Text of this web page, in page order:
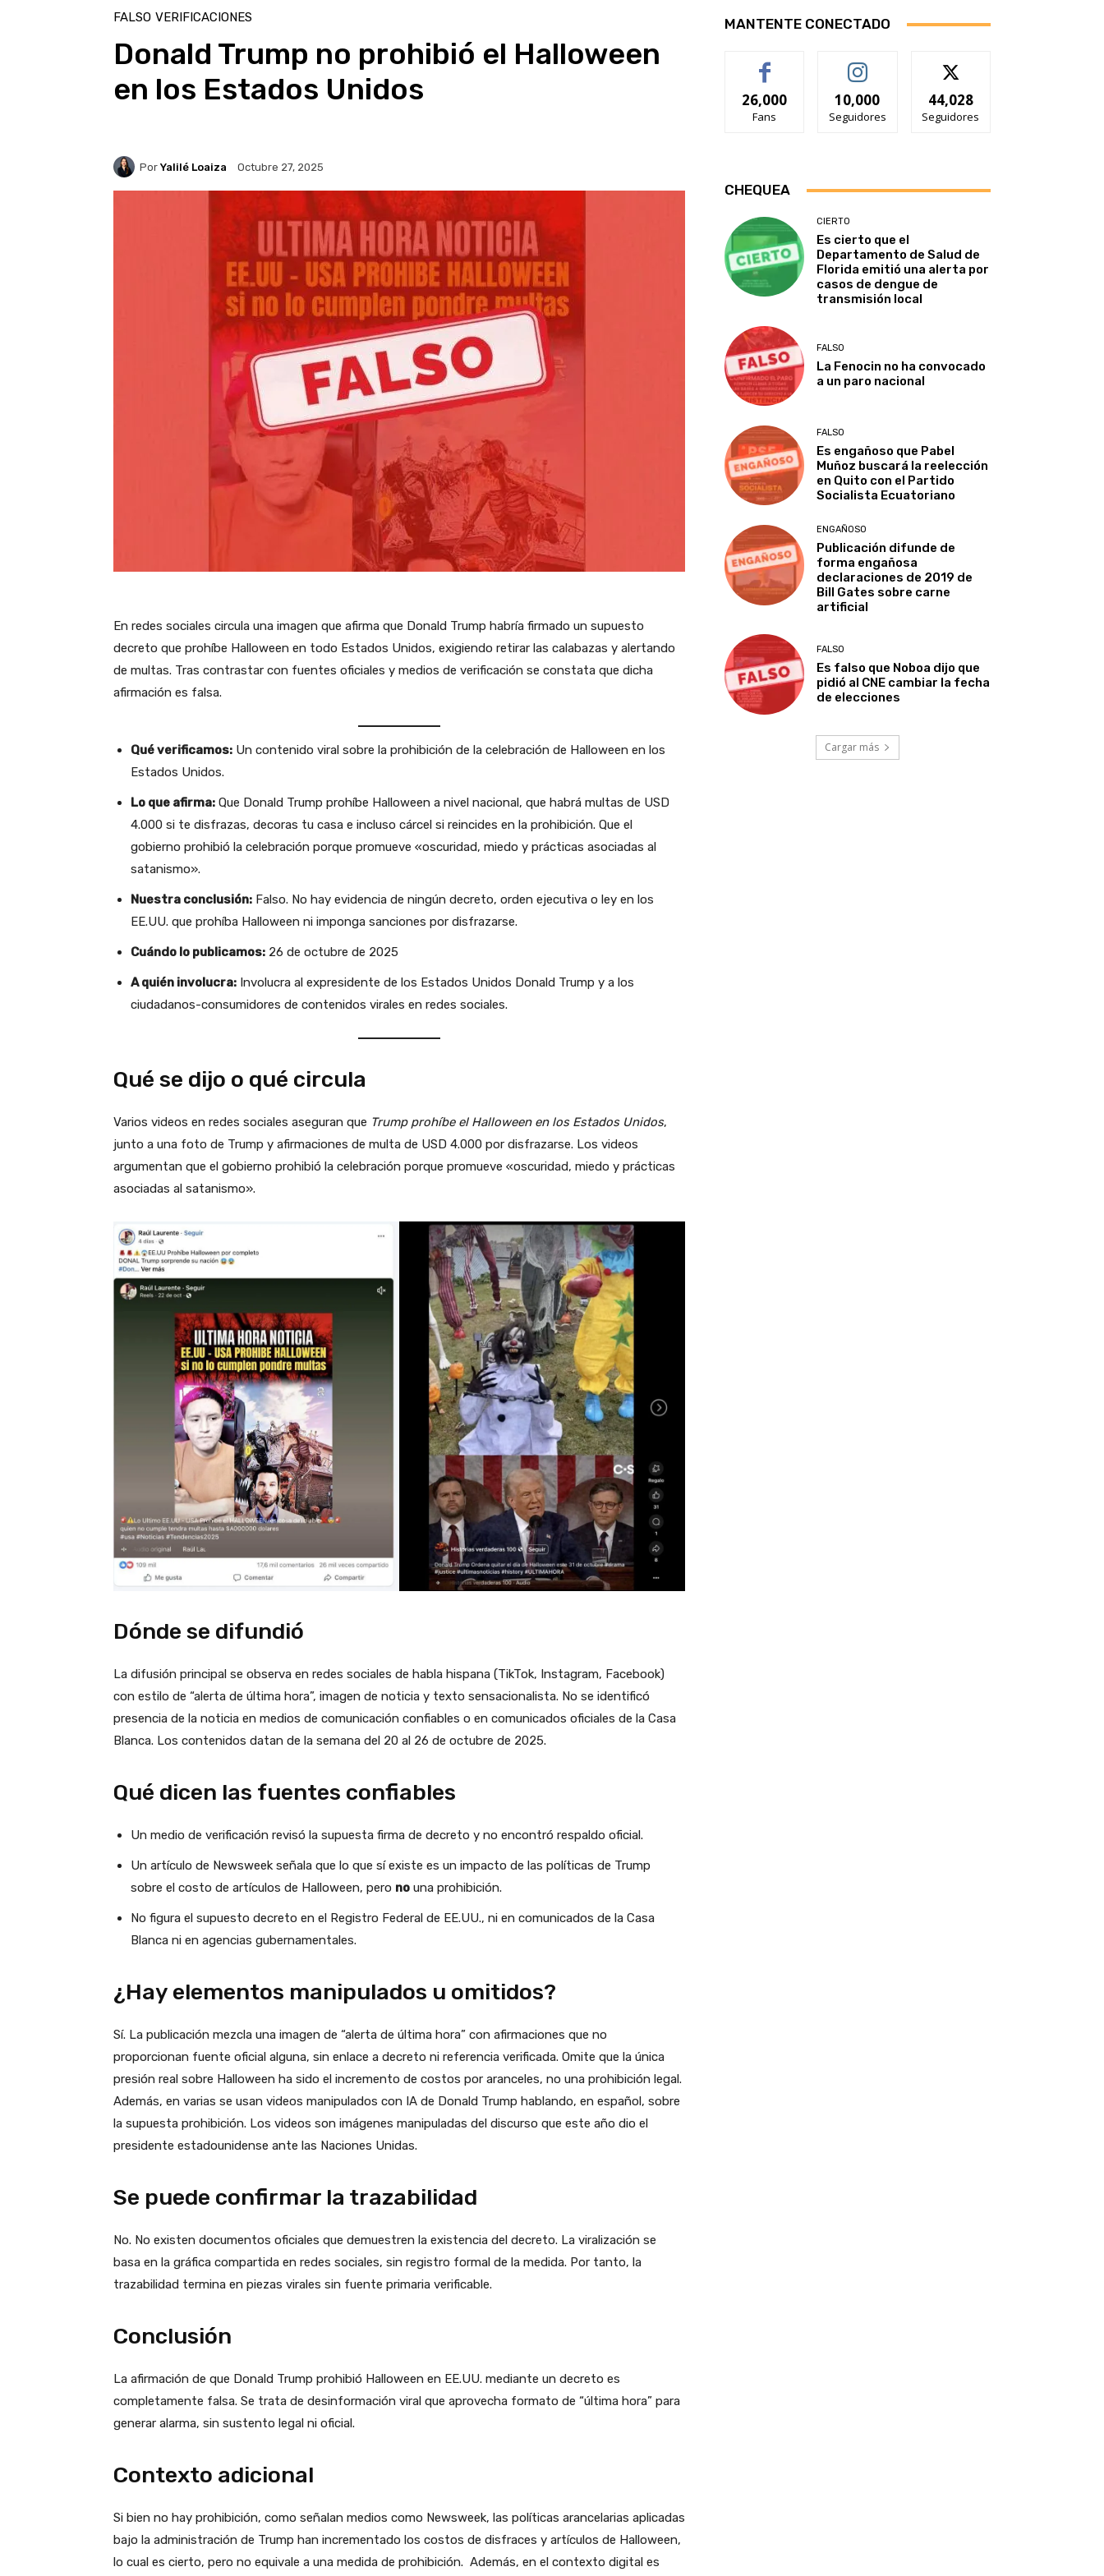
FALSO VERIFICACIONES
Donald Trump no prohibió el Halloween
en los Estados Unidos
Por Yalilé Loaiza Octubre 27, 2025
En redes sociales circula una imagen que afirma que Donald Trump habría firmado un supuesto
decreto que prohíbe Halloween en todo Estados Unidos, exigiendo retirar las calabazas y alertando
de multas. Tras contrastar con fuentes oficiales y medios de verificación se constata que dicha
afirmación es falsa.
Qué verificamos: Un contenido viral sobre la prohibición de la celebración de Halloween en los
Estados Unidos.
Lo que afirma: Que Donald Trump prohíbe Halloween a nivel nacional, que habrá multas de USD
4.000 si te disfrazas, decoras tu casa e incluso cárcel si reincides en la prohibición. Que el
gobierno prohibió la celebración porque promueve «oscuridad, miedo y prácticas asociadas al
satanismo».
Nuestra conclusión: Falso. No hay evidencia de ningún decreto, orden ejecutiva o ley en los
EE.UU. que prohíba Halloween ni imponga sanciones por disfrazarse.
Cuándo lo publicamos: 26 de octubre de 2025
A quién involucra: Involucra al expresidente de los Estados Unidos Donald Trump y a los
ciudadanos-consumidores de contenidos virales en redes sociales.
Qué se dijo o qué circula
Varios videos en redes sociales aseguran que Trump prohíbe el Halloween en los Estados Unidos,
junto a una foto de Trump y afirmaciones de multa de USD 4.000 por disfrazarse. Los videos
argumentan que el gobierno prohibió la celebración porque promueve «oscuridad, miedo y prácticas
asociadas al satanismo».
Dónde se difundió
La difusión principal se observa en redes sociales de habla hispana (TikTok, Instagram, Facebook)
con estilo de “alerta de última hora”, imagen de noticia y texto sensacionalista. No se identificó
presencia de la noticia en medios de comunicación confiables o en comunicados oficiales de la Casa
Blanca. Los contenidos datan de la semana del 20 al 26 de octubre de 2025.
Qué dicen las fuentes confiables
Un medio de verificación revisó la supuesta firma de decreto y no encontró respaldo oficial.
Un artículo de Newsweek señala que lo que sí existe es un impacto de las políticas de Trump
sobre el costo de artículos de Halloween, pero no una prohibición.
No figura el supuesto decreto en el Registro Federal de EE.UU., ni en comunicados de la Casa
Blanca ni en agencias gubernamentales.
¿Hay elementos manipulados u omitidos?
Sí. La publicación mezcla una imagen de “alerta de última hora” con afirmaciones que no
proporcionan fuente oficial alguna, sin enlace a decreto ni referencia verificada. Omite que la única
presión real sobre Halloween ha sido el incremento de costos por aranceles, no una prohibición legal.
Además, en varias se usan videos manipulados con IA de Donald Trump hablando, en español, sobre
la supuesta prohibición. Los videos son imágenes manipuladas del discurso que este año dio el
presidente estadounidense ante las Naciones Unidas.
Se puede confirmar la trazabilidad
No. No existen documentos oficiales que demuestren la existencia del decreto. La viralización se
basa en la gráfica compartida en redes sociales, sin registro formal de la medida. Por tanto, la
trazabilidad termina en piezas virales sin fuente primaria verificable.
Conclusión
La afirmación de que Donald Trump prohibió Halloween en EE.UU. mediante un decreto es
completamente falsa. Se trata de desinformación viral que aprovecha formato de “última hora” para
generar alarma, sin sustento legal ni oficial.
Contexto adicional
Si bien no hay prohibición, como señalan medios como Newsweek, las políticas arancelarias aplicadas
bajo la administración de Trump han incrementado los costos de disfraces y artículos de Halloween,
lo cual es cierto, pero no equivale a una medida de prohibición. Además, en el contexto digital es
MANTENTE CONECTADO
26,000
Fans
10,000
Seguidores
44,028
Seguidores
CHEQUEA
CIERTO
Es cierto que el
Departamento de Salud de
Florida emitió una alerta por
casos de dengue de
transmisión local
FALSO
La Fenocin no ha convocado
a un paro nacional
FALSO
Es engañoso que Pabel
Muñoz buscará la reelección
en Quito con el Partido
Socialista Ecuatoriano
ENGAÑOSO
Publicación difunde de
forma engañosa
declaraciones de 2019 de
Bill Gates sobre carne
artificial
FALSO
Es falso que Noboa dijo que
pidió al CNE cambiar la fecha
de elecciones
Cargar más